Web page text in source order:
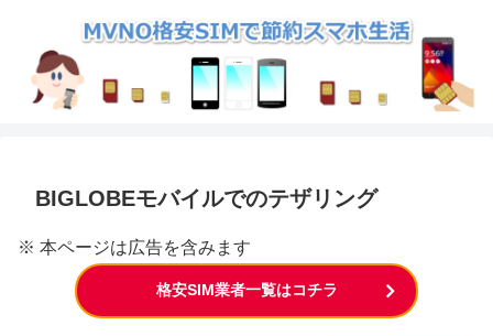
BIGLOBEモバイルでのテザリング
※ 本ページは広告を含みます
格安SIM業者一覧はコチラ